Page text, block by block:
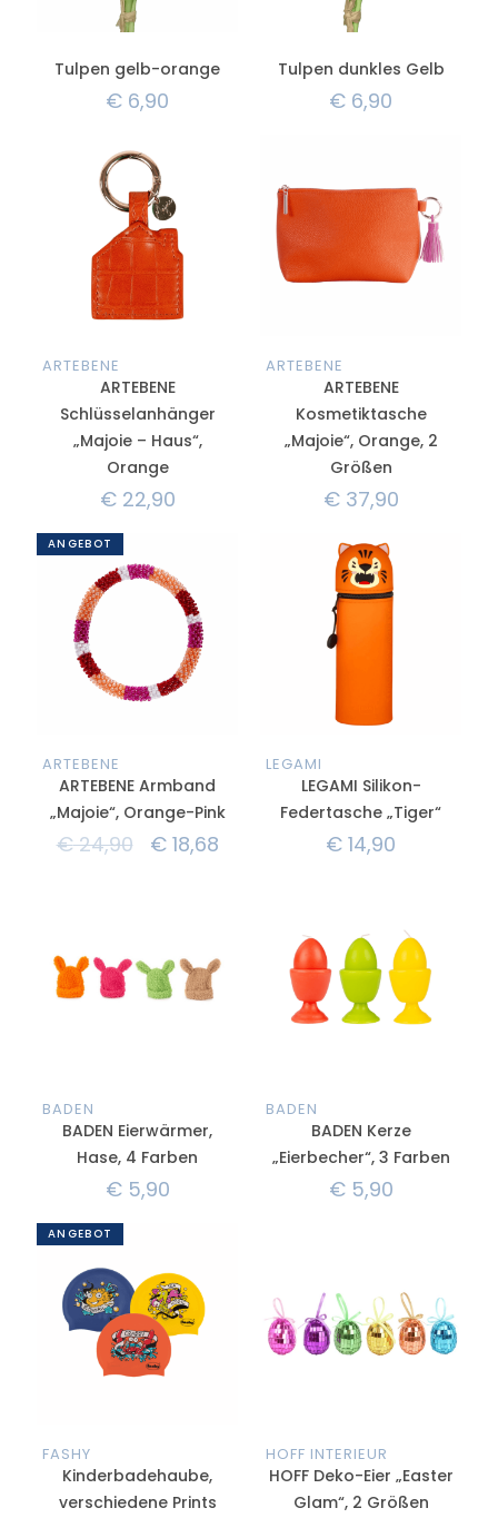
Tulpen gelb-orange
€ 6,90
Tulpen dunkles Gelb
€ 6,90
ARTEBENE
ARTEBENE
Schlüsselanhänger
„Majoie – Haus“,
Orange
€22,90
ARTEBENE
ARTEBENE
Kosmetiktasche
„Majoie“, Orange, 2
Größen
€37,90
ANGEBOT
ARTEBENE
ARTEBENE Armband
„Majoie“, Orange-Pink
€24,90 €18,68
LEGAMI
LEGAMI Silikon-
Federtasche „Tiger“
€ 14,90
BADEN
BADEN Eierwärmer,
Hase, 4 Farben
€5,90
BADEN
BADEN Kerze
„Eierbecher“, 3 Farben
€5,90
ANGEBOT
FASHY
Kinderbadehaube,
verschiedene Prints
HOFF INTERIEUR
HOFF Deko-Eier „Easter
Glam“, 2 Größen